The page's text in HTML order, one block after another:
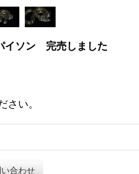
イソン 完売しました
さい。
合わせ